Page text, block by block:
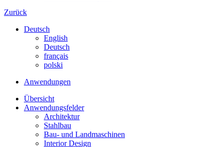
Zurück
Deutsch
English
Deutsch
français
polski
Anwendungen
Übersicht
Anwendungsfelder
Architektur
Stahlbau
Bau- und Landmaschinen
Interior Design